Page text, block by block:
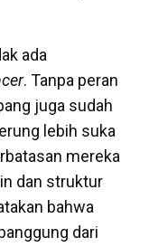
ada
. Tanpa peran
juga sudah
lebih suka
mereka
dan struktur
bahwa
dari